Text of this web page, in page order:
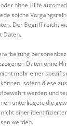
ohne Hilfe
solche
Der Begriff reicht
Daten.
Daten ohne
mehr einer
sofern diese
werden und
unterliegen, die
einer
werden.